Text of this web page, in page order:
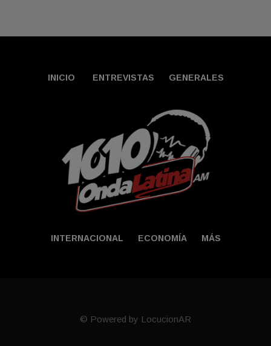
INICIO ENTREVISTAS GENERALES
INTERNACIONAL ECONOMÍA MÁS
© Powered by LocucionAR